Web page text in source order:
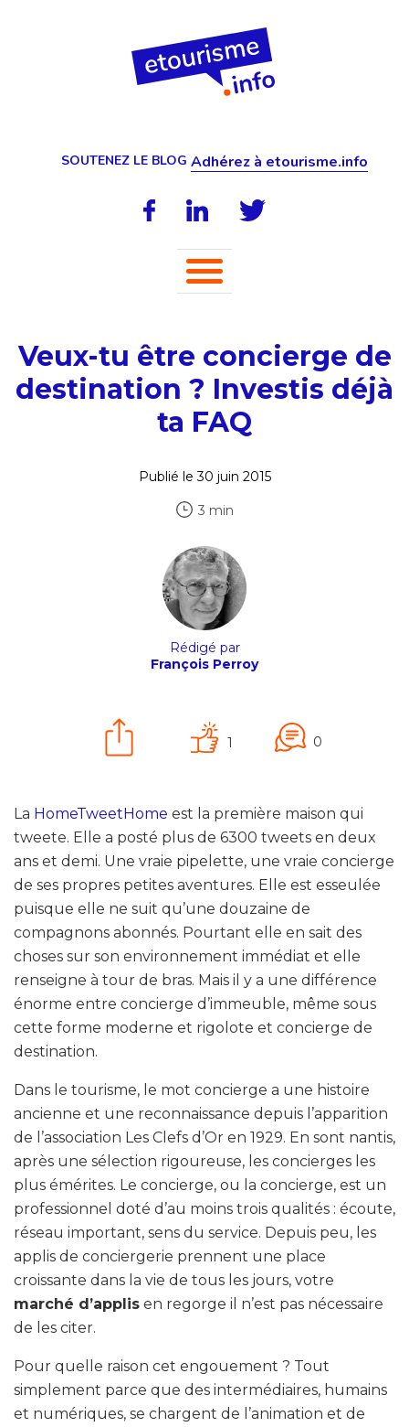
SOUTENEZ LE BLOG Adhérez à etourisme.info
Veux-tu être concierge de
destination ? Investis déjà
ta FAQ
Publié le 30 juin 2015
3 min
Rédigé par
François Perroy
1 0
La HomeTweetHome est la première maison qui
tweete. Elle a posté plus de 6300 tweets en deux
ans et demi. Une vraie pipelette, une vraie concierge
de ses propres petites aventures. Elle est esseulée
puisque elle ne suit qu’une douzaine de
compagnons abonnés. Pourtant elle en sait des
choses sur son environnement immédiat et elle
renseigne à tour de bras. Mais il y a une différence
énorme entre concierge d’immeuble, même sous
cette forme moderne et rigolote et concierge de
destination.
Dans le tourisme, le mot concierge a une histoire
ancienne et une reconnaissance depuis l’apparition
de l’association Les Clefs d’Or en 1929. En sont nantis,
après une sélection rigoureuse, les concierges les
plus émérites. Le concierge, ou la concierge, est un
professionnel doté d’au moins trois qualités : écoute,
réseau important, sens du service. Depuis peu, les
applis de conciergerie prennent une place
croissante dans la vie de tous les jours, votre
marché d’applis en regorge il n’est pas nécessaire
de les citer.
Pour quelle raison cet engouement ? Tout
simplement parce que des intermédiaires, humains
et numériques, se chargent de l’animation et de